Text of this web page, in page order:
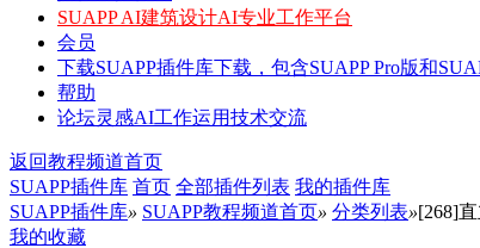
SUAPP AI建筑设计AI专业工作平台
会员
下载SUAPP插件库下载，包含SUAPP Pro版和
帮助
论坛灵感AI工作运用技术交流
返回教程频道首页
SUAPP插件库 首页 全部插件列表 我的插件库
SUAPP插件库» SUAPP教程频道首页» 分类列表»[268]
我的收藏